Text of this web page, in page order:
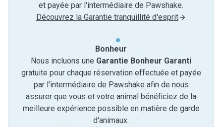
et payée par l'intermédiaire de Pawshake.
Découvrez la Garantie tranquillité d'esprit
Bonheur
Nous incluons une Garantie Bonheur Garanti
gratuite pour chaque réservation effectuée et payée
par l'intermédiaire de Pawshake afin de nous
assurer que vous et votre animal bénéficiez de la
meilleure expérience possible en matière de garde
d'animaux.